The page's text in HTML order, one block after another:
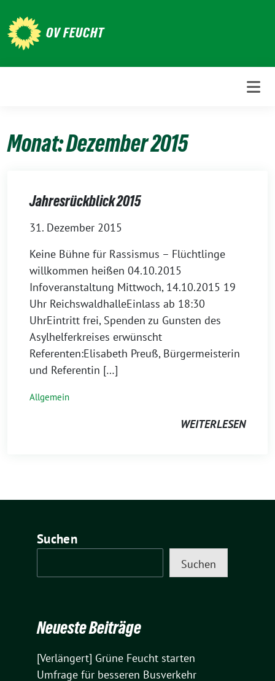
zum
Inhalt
OV FEUCHT
Monat:Dezember 2015
Jahresrückblick 2015
31. Dezember 2015
Keine Bühne für Rassismus – Flüchtlinge
willkommen heißen 04.10.2015
Infoveranstaltung Mittwoch, 14.10.2015 19
Uhr ReichswaldhalleEinlass ab 18:30
UhrEintritt frei, Spenden zu Gunsten des
Asylhelferkreises erwünscht
Referenten:Elisabeth Preuß, Bürgermeisterin
und Referentin […]
Allgemein
WEITERLESEN
Suchen
Suchen
Neueste Beiträge
[Verlängert] Grüne Feucht starten
Umfrage für besseren Busverkehr